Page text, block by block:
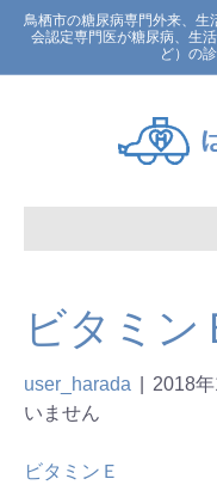
鳥栖市の糖尿病専門外来、生
会認定専門医が糖尿病、生
ど）の
ビタミン
user_harada 2018
いません
ビタミンＥ